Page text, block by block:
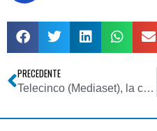
PRECEDENTE
Telecinco (Mediaset), la cassazione spagnola conferma le assoluzioni